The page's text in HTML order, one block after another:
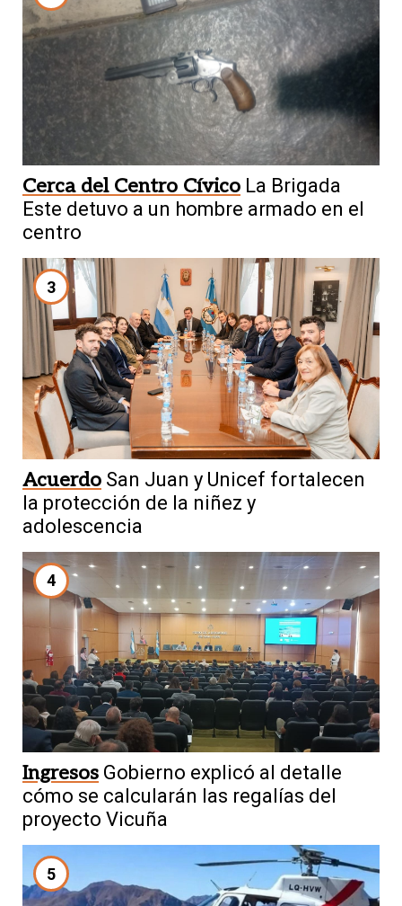
Cerca del Centro Cívico La Brigada
Este detuvo a un hombre armado en el
centro
3
Acuerdo San Juan y Unicef fortalecen
la protección de la niñez y
adolescencia
4
Ingresos Gobierno explicó al detalle
cómo se calcularán las regalías del
proyecto Vicuña
5